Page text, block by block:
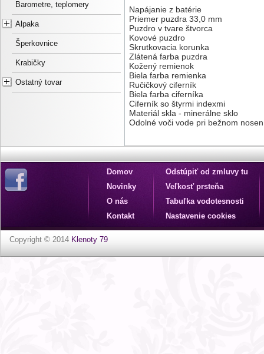
Barometre, teplomery
Alpaka
Šperkovnice
Krabičky
Ostatný tovar
Napájanie z batérie
Priemer puzdra 33,0 mm
Puzdro v tvare štvorca
Kovové puzdro
Skrutkovacia korunka
Zlátená farba puzdra
Kožený remienok
Biela farba remienka
Ručičkový ciferník
Biela farba ciferníka
Ciferník so štyrmi indexmi
Materiál skla - minerálne sklo
Odolné voči vode pri bežnom
Domov
Novinky
O nás
Kontakt
Odstúpiť od zmluvy tu
Veľkosť prsteňa
Tabuľka vodotesnosti
Nastavenie cookies
Copyright © 2014 Klenoty 79